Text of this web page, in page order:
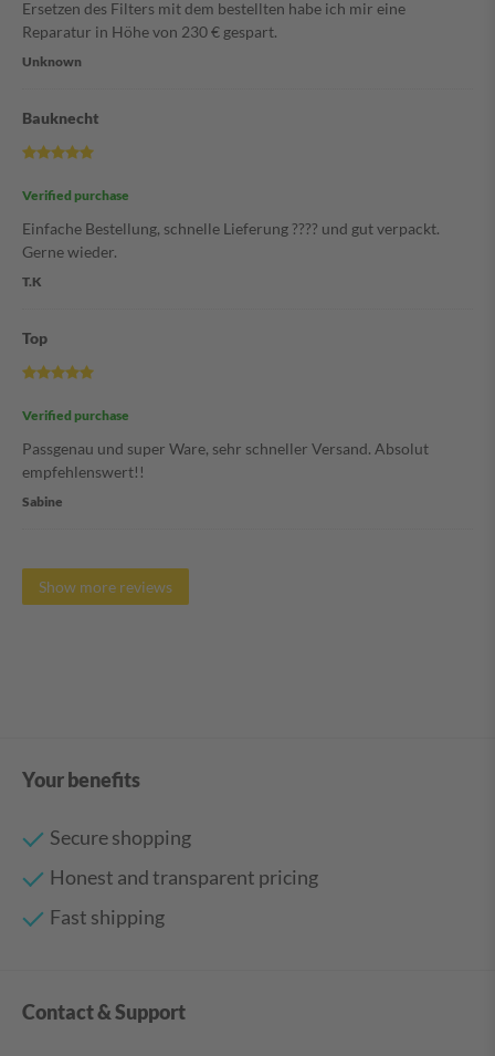
Ersetzen des Filters mit dem bestellten habe ich mir eine
Reparatur in Höhe von 230 € gespart.
Unknown
Bauknecht
Verified purchase
Einfache Bestellung, schnelle Lieferung ???? und gut verpackt.
Gerne wieder.
T.K
Top
Verified purchase
Passgenau und super Ware, sehr schneller Versand. Absolut
empfehlenswert!!
Sabine
Show more reviews
Your benefits
Secure shopping
Honest and transparent pricing
Fast shipping
Contact & Support